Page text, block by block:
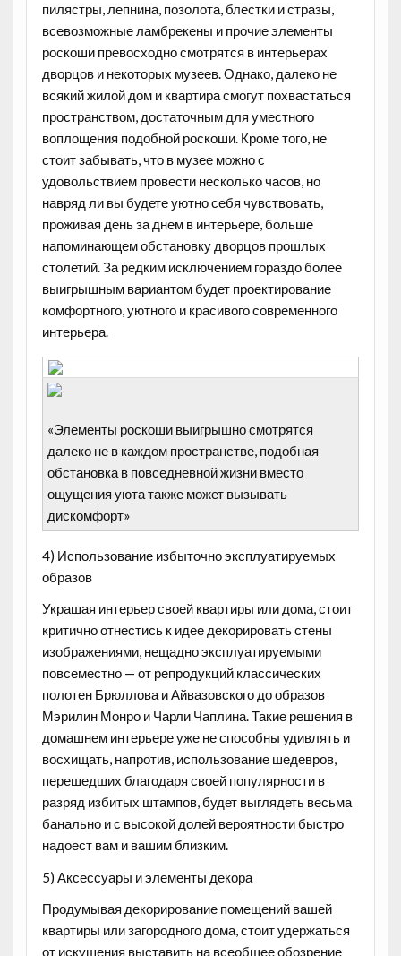
пилястры, лепнина, позолота, блестки и стразы,
всевозможные ламбрекены и прочие элементы
роскоши превосходно смотрятся в интерьерах
дворцов и некоторых музеев. Однако, далеко не
всякий жилой дом и квартира смогут похвастаться
пространством, достаточным для уместного
воплощения подобной роскоши. Кроме того, не
стоит забывать, что в музее можно с
удовольствием провести несколько часов, но
навряд ли вы будете уютно себя чувствовать,
проживая день за днем в интерьере, больше
напоминающем обстановку дворцов прошлых
столетий. За редким исключением гораздо более
выигрышным вариантом будет проектирование
комфортного, уютного и красивого современного
интерьера.
«Элементы роскоши выигрышно смотрятся
далеко не в каждом пространстве, подобная
обстановка в повседневной жизни вместо
ощущения уюта также может вызывать
дискомфорт»
4) Использование избыточно эксплуатируемых
образов
Украшая интерьер своей квартиры или дома, стоит
критично отнестись к идее декорировать стены
изображениями, нещадно эксплуатируемыми
повсеместно — от репродукций классических
полотен Брюллова и Айвазовского до образов
Мэрилин Монро и Чарли Чаплина. Такие решения в
домашнем интерьере уже не способны удивлять и
восхищать, напротив, использование шедевров,
перешедших благодаря своей популярности в
разряд избитых штампов, будет выглядеть весьма
банально и с высокой долей вероятности быстро
надоест вам и вашим близким.
5) Аксессуары и элементы декора
Продумывая декорирование помещений вашей
квартиры или загородного дома, стоит удержаться
от искушения выставить на всеобщее обозрение